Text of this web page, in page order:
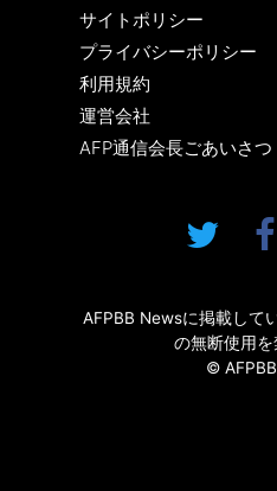
サイトポリシー
プライバシーポリシー
利用規約
運営会社
AFP通信会長ごあいさつ
AFPBB Newsに掲載して
の無断使用を
©